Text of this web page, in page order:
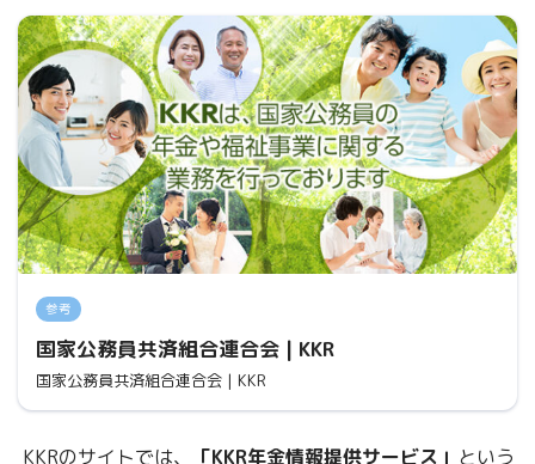
文部科学省共済組合
農林水産省共済組合
国土交通省共済組合
防衛省共済組合
刑務共済組合
参考
国家公務員共済組合連合会 | KKR
国家公務員共済組合連合会 | KKR
KKRのサイトでは、 「KKR年金情報提供サービス」 という